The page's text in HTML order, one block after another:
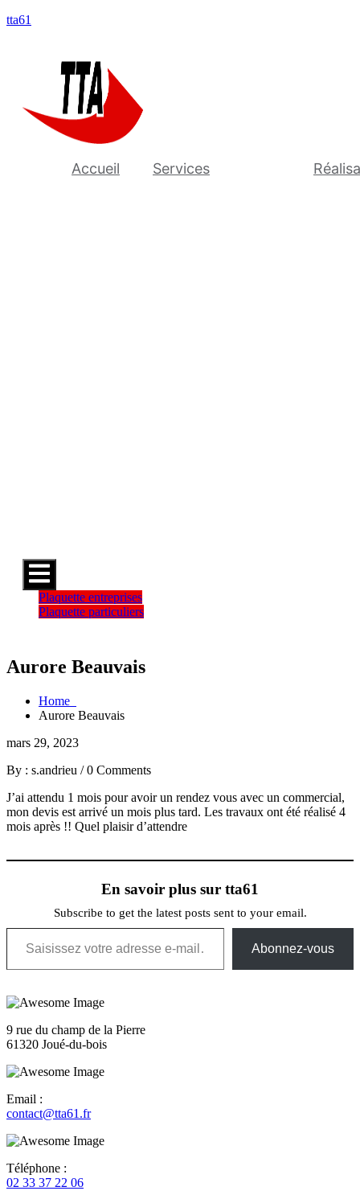
tta61
Accueil Services
Hamburger
Toggle
Menu
Plaquette entreprises
Plaquette particuliers
Aurore Beauvais
Home
Aurore Beauvais
mars 29, 2023
By : s.andrieu /0 Comments
J’ai attendu 1 mois pour avoir un rendez vous avec un commercial,
mon devis est arrivé un mois plus tard. Les travaux ont été réalisé 4
mois après !! Quel plaisir d’attendre
En savoir plus sur tta61
Subscribe to get the latest posts sent to your email.
Saisissez votre adresse e-mail…
Abonnez-vous
9 rue du champ de la Pierre
61320 Joué-du-bois
Email :
contact@tta61.fr
Téléphone :
02 33 37 22 06